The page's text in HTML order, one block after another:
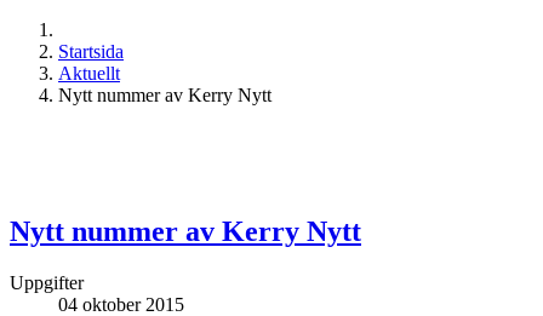
Startsida
Aktuellt
Nytt nummer av Kerry Nytt
Nytt nummer av Kerry Nytt
Uppgifter
04 oktober 2015